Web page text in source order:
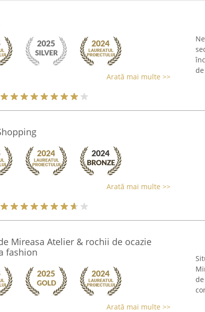
Arată mai multe >>
Arată mai multe >>
Mireasa Atelier & rochii de ocazie
fashion
Arată mai multe >>